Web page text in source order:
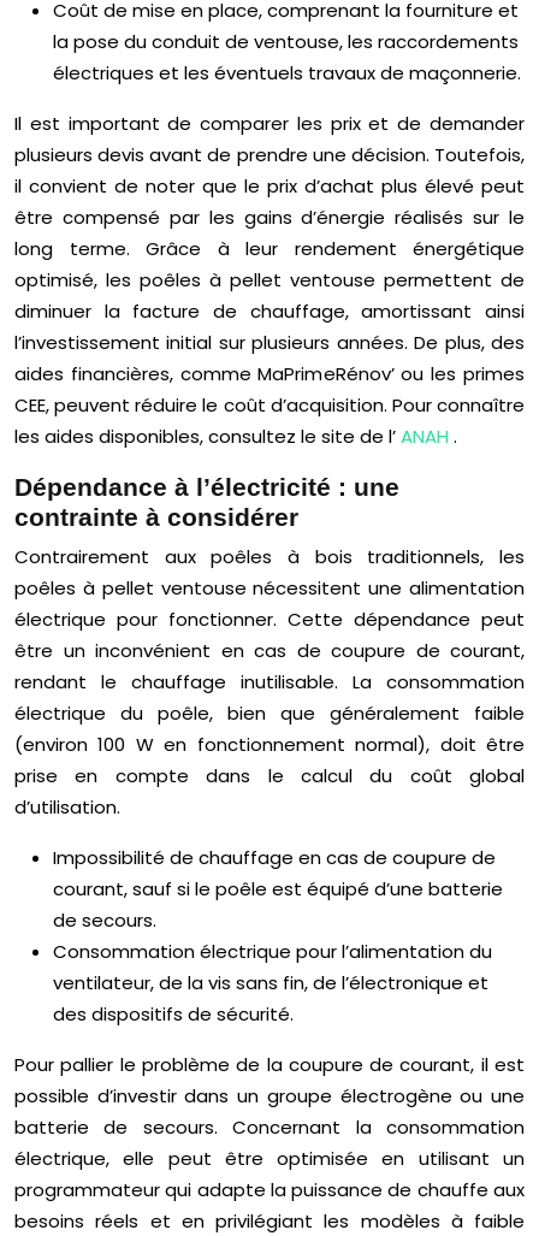
Coût de mise en place, comprenant la fourniture et
la pose du conduit de ventouse, les raccordements
électriques et les éventuels travaux de maçonnerie.
Il est important de comparer les prix et de demander
plusieurs devis avant de prendre une décision. Toutefois,
il convient de noter que le prix d’achat plus élevé peut
être compensé par les gains d’énergie réalisés sur le
long terme. Grâce à leur rendement énergétique
optimisé, les poêles à pellet ventouse permettent de
diminuer la facture de chauffage, amortissant ainsi
l’investissement initial sur plusieurs années. De plus, des
aides financières, comme MaPrimeRénov’ ou les primes
CEE, peuvent réduire le coût d’acquisition. Pour connaître
les aides disponibles, consultez le site de l’ANAH .
Dépendance à l’électricité : une
contrainte à considérer
Contrairement aux poêles à bois traditionnels, les
poêles à pellet ventouse nécessitent une alimentation
électrique pour fonctionner. Cette dépendance peut
être un inconvénient en cas de coupure de courant,
rendant le chauffage inutilisable. La consommation
électrique du poêle, bien que généralement faible
(environ 100 W en fonctionnement normal), doit être
prise en compte dans le calcul du coût global
d’utilisation.
Impossibilité de chauffage en cas de coupure de
courant, sauf si le poêle est équipé d’une batterie
de secours.
Consommation électrique pour l’alimentation du
ventilateur, de la vis sans fin, de l’électronique et
des dispositifs de sécurité.
Pour pallier le problème de la coupure de courant, il est
possible d’investir dans un groupe électrogène ou une
batterie de secours. Concernant la consommation
électrique, elle peut être optimisée en utilisant un
programmateur qui adapte la puissance de chauffe aux
besoins réels et en privilégiant les modèles à faible